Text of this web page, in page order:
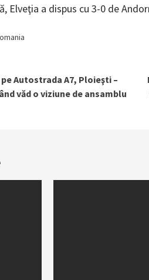
Elveţia a dispus cu 3-0 de
Autostrada A7, Ploieşti –
văd o viziune de ansamblu